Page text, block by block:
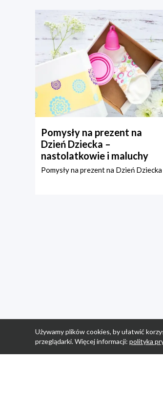
Pomysły na prezent na
Dzień Dziecka –
nastolatkowie i maluchy
Pomysły na prezent na Dzień Dziecka
Używamy plików cookies, by ułatwić
przeglądarki. Więcej informacji: polityka